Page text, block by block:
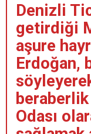
Denizli
getirdiği
aşure
Erdoğan,
Odası